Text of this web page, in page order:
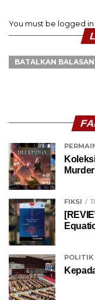
You must be logged
BATALKAN BALASAN
FIKSI
POLITIK